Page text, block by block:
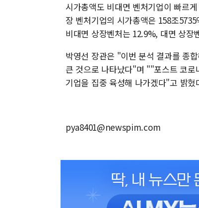
시가총액도 비대면 벤처기업이 빠르
장 벤처기업의 시가총액은 158조
비대면 상장벤처는 12.9%, 대면 상장
박영선 장관은 "이번 분석 결과를 종
큰 것으로 나타났다"며 ""포스트 코로
기업을 집중 육성해 나가겠다"고 밝혔
pya8401@newspim.com